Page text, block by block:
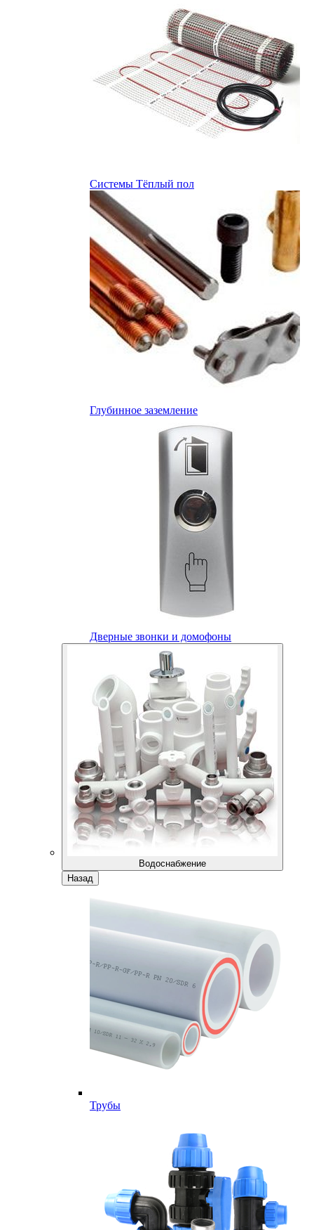
Системы Тёплый пол
Глубинное заземление
Дверные звонки и домофоны
Водоснабжение
Назад
Трубы